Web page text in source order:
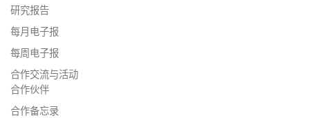
研究报告
每月电子报
每周电子报
合作交流与活动
合作伙伴
合作备忘录